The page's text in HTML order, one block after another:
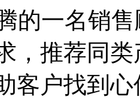
一名销售
，推荐同
客户找到